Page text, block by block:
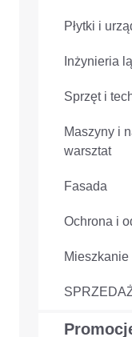
Płytki i
Inżynieria
Sprzęt i
Maszyny i
warsztat
Fasada
Ochrona i